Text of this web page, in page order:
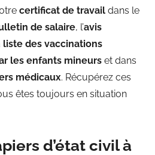
certificat de travail dans le
de salaire, l’avis
liste des vaccinations
les enfants mineurs et dans
médicaux. Récupérez ces
êtes toujours en situation
d’état civil à